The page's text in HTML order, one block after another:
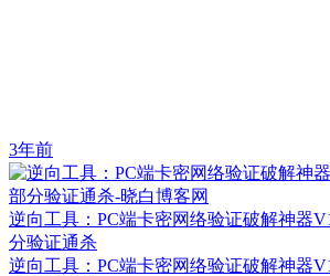
3年前
逆向工具：PC端卡密网络验证破解神器
分验证通杀
逆向工具：PC端卡密网络验证破解神器